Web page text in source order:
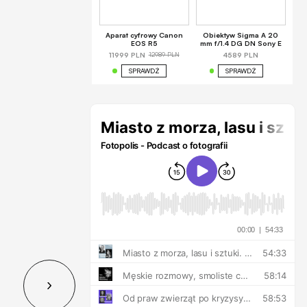
Aparat cyfrowy Canon
EOS R5
11999 PLN 12989 PLN
SPRAWDŹ
Obiektyw Sigma A 20
mm f/1.4 DG DN Sony E
4589 PLN
SPRAWDŹ